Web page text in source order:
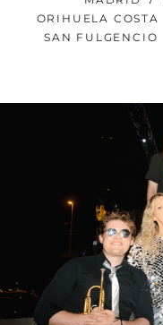
ORIHUELA COSTA
SAN FULGENCIO